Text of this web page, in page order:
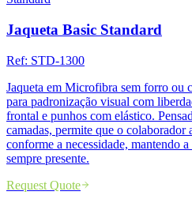
Jaqueta Basic Standard
Ref: STD-1300
Jaqueta em Microfibra sem forro ou
para padronização visual com
frontal e punhos com elástico.
camadas, permite que o
conforme a necessidade, mantendo
sempre presente.
Request Quote